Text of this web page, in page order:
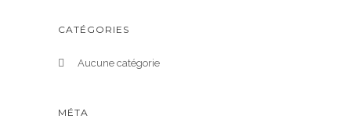
CATÉGORIES
Aucune catégorie
MÉTA